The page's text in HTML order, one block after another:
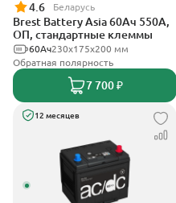
4.6 Беларусь
Brest Battery Asia 60Ач 550А,
ОП, стандартные клеммы
230x175x200 мм
60Ач
Обратная полярность
7 700 ₽
12 месяцев